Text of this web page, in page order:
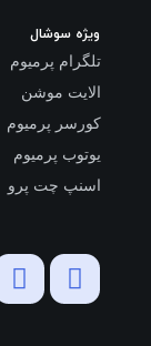
ویژه سوشال
تلگرام پرمیوم
الایت موشن
کورسر پرمیوم
یوتوب پرمیوم
اسنپ چت پرو